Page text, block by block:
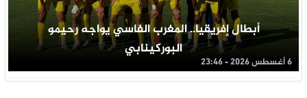
أبطال إفريقيا.. المغرب الفاسي يواجه رحيمو
البوركينابي
6 أغسطس 2026 - 23:46